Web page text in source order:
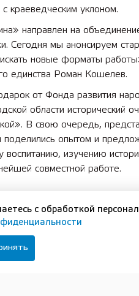
краеведческим уклоном.
направлен на
Сегодня мы анонсируем
новые форматы
единства Роман Кошелев.
от Фонда развития
области исторический
В свою очередь,
опытом и
изучению
совместной работе.
вВКонтакте
с обработкой